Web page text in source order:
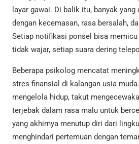
layar gawai. Di balik itu, banyak
dengan kecemasan, rasa bersalah,
Setiap notifikasi ponsel bisa memicu
tidak wajar, setiap suara dering
Beberapa psikolog mencatat
stres finansial di kalangan usia
mengelola hidup, takut
terjebak dalam rasa malu untuk
yang akhirnya menutup diri dari
menghindari pertemuan dengan